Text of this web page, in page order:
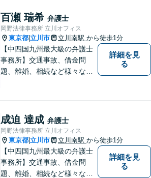
百瀬 瑞希 弁護士
岡野法律事務所 立川オフィス
東京都 立川市 立川南駅 から徒歩1分
【中四国九州最大級の弁護士
事務所】交通事故、借金問
題、離婚、相続など様々な問
い！
詳細を見
る
成迫 達成 弁護士
岡野法律事務所 立川オフィス
東京都 立川市 立川南駅 から徒歩1分
【中四国九州最大級の弁護士
事務所】交通事故、借金問
題、離婚、相続など様々な問
詳細を見
る